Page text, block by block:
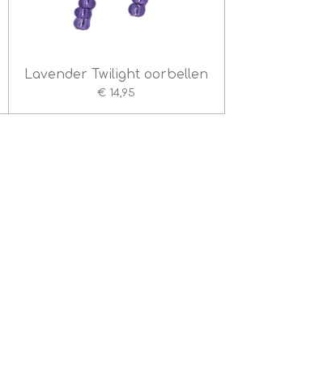
Lavender Twilight oorbellen
€ 14,95